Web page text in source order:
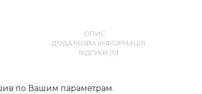
ОПИС
ДОДАТКОВА ІНФОРМАЦІЯ
ВІДГУКИ (0)
по Вашим параметрам.